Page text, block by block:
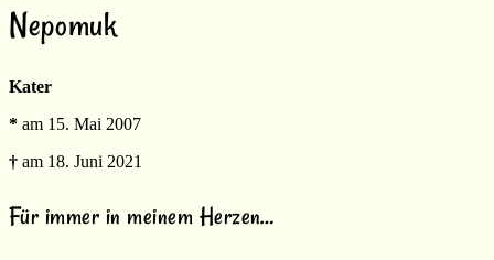
Nepomuk
Kater
* am 15. Mai 2007
† am 18. Juni 2021
Für immer in meinem Herzen…